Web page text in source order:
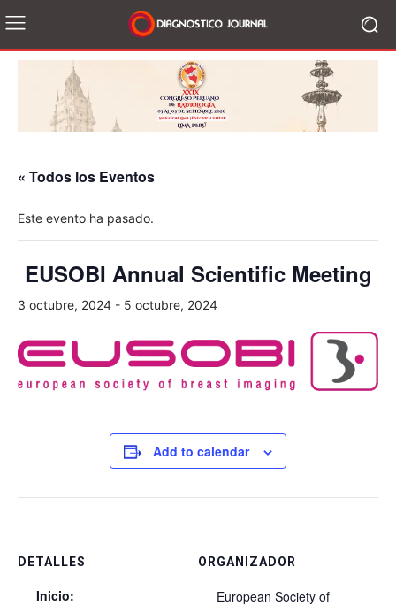
« Todos los Eventos
Este evento ha pasado.
EUSOBI Annual Scientific Meeting
3 octubre, 2024 - 5 octubre, 2024
Add to calendar
DETALLES
Inicio:
ORGANIZADOR
European Society of